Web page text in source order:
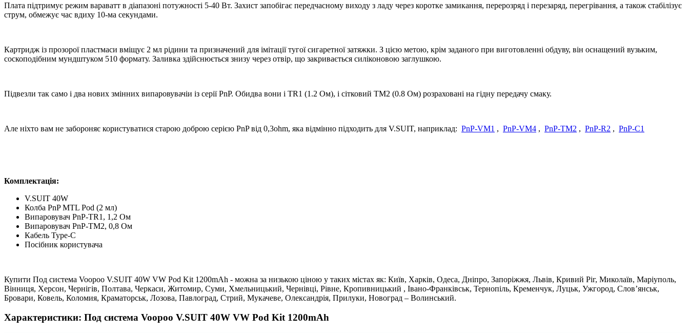
Плата підтримує режим вараватт в діапазоні потужності 5-40 Вт. Захист запобігає передчасному виходу з ладу через коротке замикання, перерозряд і перезаряд, перегрівання, а також стабілізує
струм, обмежує час вдиху 10-ма секундами.
Картридж із прозорої пластмаси вміщує 2 мл рідини та призначений для імітації тугої сигаретної затяжки. З цією метою, крім заданого при виготовленні обдуву, він оснащений вузьким,
соскоподібним мундштуком 510 формату. Заливка здійснюється знизу через отвір, що закривається силіконовою заглушкою.
Підвезли так само і два нових змінних випаровувачіи із серії PnP. Обидва вони і TR1 (1.2 Ом), і сітковий TM2 (0.8 Ом) розраховані на гідну передачу смаку.
Але ніхто вам не забороняє користуватися старою доброю серією PnP від ​​0,3ohm, яка відмінно підходить для V.SUIT, наприклад: PnP-VM1 , PnP-VM4 , PnP-TM2 , PnP-R2 , PnP-C1
Комплектація:
V.SUIT 40W
Колба PnP MTL Pod (2 мл)
Випаровувач PnP-TR1, 1,2 Ом
Випаровувач PnP-TM2, 0,8 Ом
Кабель Type-C
Посібник користувача
Купити Под система Voopoo V.SUIT 40W VW Pod Kit 1200mAh - можна за низькою ціною у таких містах як: Київ, Харків, Одеса, Дніпро, Запоріжжя, Львів, Кривий Ріг, Миколаїв, Маріуполь,
Вінниця, Херсон, Чернігів, Полтава, Черкаси, Житомир, Суми, Хмельницький, Чернівці, Рівне, Кропивницький , Івано-Франківськ, Тернопіль, Кременчук, Луцьк, Ужгород, Слов’янськ,
Бровари, Ковель, Коломия, Краматорськ, Лозова, Павлоград, Стрий, Мукачеве, Олександрія, Прилуки, Новоград – Волинський.
Характеристики: Под система Voopoo V.SUIT 40W VW Pod Kit 1200mAh